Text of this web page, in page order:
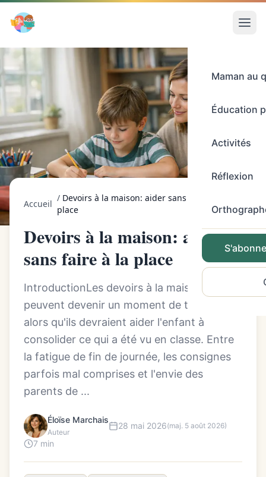
Maman au
Éducation
Activités
Réflexion
Accueil
/ Devoirs à la maison: aider sans faire à la
place
Devoirs à la maison: aider
sans faire à la place
IntroductionLes devoirs à la maison
peuvent devenir un moment de tension,
alors qu'ils devraient aider l'enfant à
consolider ce qui a été vu en classe. Entre
la fatigue de fin de journée, les consignes
parfois mal comprises et l'envie des
parents de ...
Éloïse Marchais
Auteur
28 mai 2026(maj. 5 août 2026)
7 min